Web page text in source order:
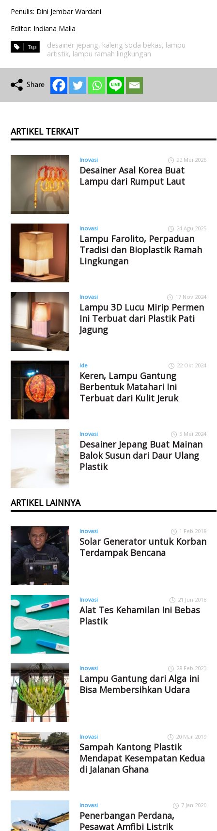
Penulis: Dini Jembar Wardani
Editor: Indiana Malia
desainer jepang, kaleng soda bekas, lampu
artistik, lampu ramah lingkungan
ARTIKEL TERKAIT
Inovasi 22 Mei 2026
Desainer Asal Korea Buat
Lampu dari Rumput Laut
Inovasi 24 Agu 2025
Lampu Farolito, Perpaduan
Tradisi dan Bioplastik Ramah
Lingkungan
Inovasi 17 Nov 2024
Lampu 3D Lucu Mirip Permen
Ini Terbuat dari Plastik Pati
Jagung
Ide 22 Okt 2024
Keren, Lampu Gantung
Berbentuk Matahari Ini
Terbuat dari Kulit Jeruk
Inovasi 5 Mei 2024
Desainer Jepang Buat Mainan
Balok Susun dari Daur Ulang
Plastik
ARTIKEL LAINNYA
Inovasi 1 Feb 2018
Solar Generator untuk Korban
Terdampak Bencana
Inovasi 21 Jun 2018
Alat Tes Kehamilan Ini Bebas
Plastik
Inovasi 28 Feb 2023
Lampu Gantung dari Alga ini
Bisa Membersihkan Udara
Inovasi 20 Mar 2019
Sampah Kantong Plastik
Mendapat Kesempatan Kedua
di Jalanan Ghana
Inovasi 7 Jan 2020
Penerbangan Perdana,
Pesawat Amfibi Listrik